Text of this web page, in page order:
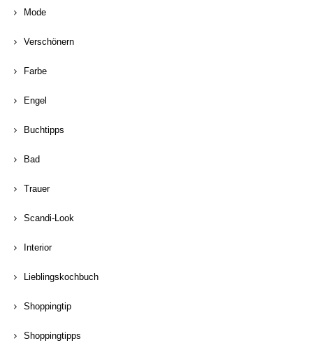
Mode
Verschönern
Farbe
Engel
Buchtipps
Bad
Trauer
Scandi-Look
Interior
Lieblingskochbuch
Shoppingtip
Shoppingtipps